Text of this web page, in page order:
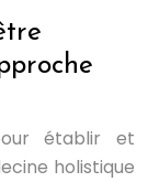
établir et
holistique